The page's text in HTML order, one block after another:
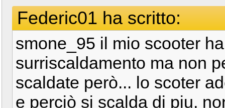
Federic01 ha scritto:
smone_95 il mio scooter
surriscaldamento ma non
scaldate però... lo scoter
e perciò si scalda di piu,